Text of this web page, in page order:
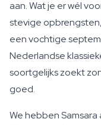
aan. Wat je er wél
stevige
een vochtige
Nederlandse
soortgelijks zoekt
goed.
We hebben